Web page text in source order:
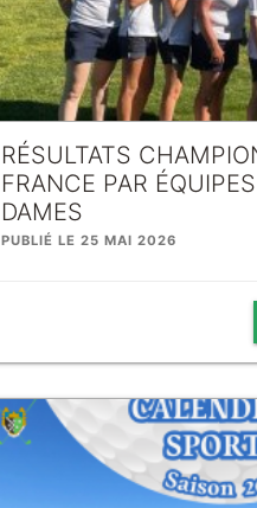
RÉSULTATS
FRANCE PAR
DAMES
PUBLIÉ LE 25 MAI 2026